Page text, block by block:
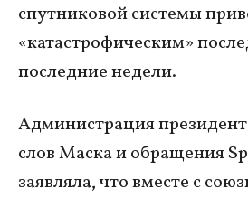
спутниковой системы
«катастрофическим»
последние недели.
Администрация
слов Маска и обращения
заявляла, что вместе с